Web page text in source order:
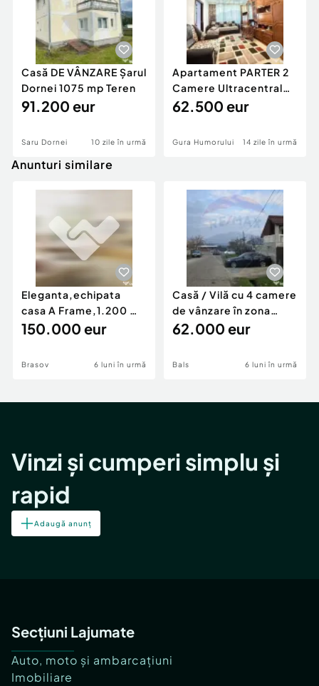
Casă DE VÂNZARE Șarul
Dornei 1075 mp Teren
91.200 eur
Saru Dornei 10 zile în urmă
Apartament PARTER 2
Camere Ultracentral
Gura Humorului
62.500 eur
Gura Humorului 14 zile în urmă
Anunturi similare
Eleganta,echipata
casa A Frame,1.200 mp
teren,deschidere Pia
150.000 eur
Brasov 6 luni în urmă
Casă / Vilă cu 4 camere
de vânzare în zona
Periferie
62.000 eur
Bals 6 luni în urmă
Vinzi și cumperi simplu și
rapid
Adaugă anunț
Secțiuni Lajumate
Auto, moto și ambarcațiuni
Imobiliare